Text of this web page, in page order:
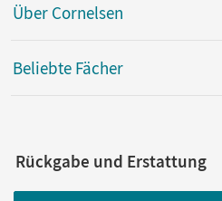
Über Cornelsen
Beliebte Fächer
Rückgabe und Erstattung